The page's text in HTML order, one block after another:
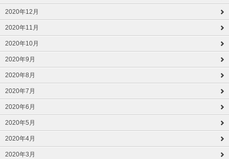
2020年12月
2020年11月
2020年10月
2020年9月
2020年8月
2020年7月
2020年6月
2020年5月
2020年4月
2020年3月